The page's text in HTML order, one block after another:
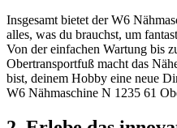
Insgesamt bietet der W6
alles, was du brauchst, um
Von der einfachen Wartung bis
Obertransportfuß macht das
bist, deinem Hobby eine neue
W6 Nähmaschine N 1235 61